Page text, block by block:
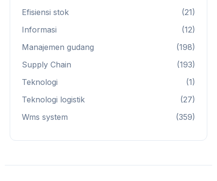
Efisiensi stok
(21)
Informasi
(12)
Manajemen gudang
(198)
Supply Chain
(193)
Teknologi
(1)
Teknologi logistik
(27)
Wms system
(359)